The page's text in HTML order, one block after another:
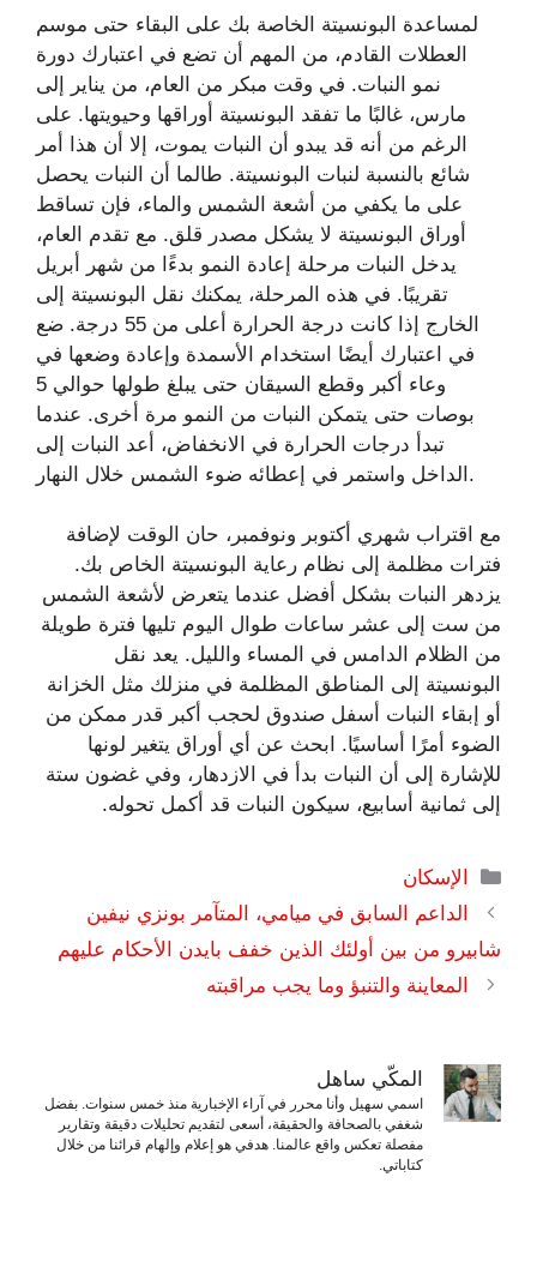
لمساعدة البونسيتة الخاصة بك على البقاء حتى موسم
العطلات القادم، من المهم أن تضع في اعتبارك دورة
نمو النبات. في وقت مبكر من العام، من يناير إلى
مارس، غالبًا ما تفقد البونسيتة أوراقها وحيويتها. على
الرغم من أنه قد يبدو أن النبات يموت، إلا أن هذا أمر
شائع بالنسبة لنبات البونسيتة. طالما أن النبات يحصل
على ما يكفي من أشعة الشمس والماء، فإن تساقط
أوراق البونسيتة لا يشكل مصدر قلق. مع تقدم العام،
يدخل النبات مرحلة إعادة النمو بدءًا من شهر أبريل
تقريبًا. في هذه المرحلة، يمكنك نقل البونسيتة إلى
الخارج إذا كانت درجة الحرارة أعلى من 55 درجة. ضع
في اعتبارك أيضًا استخدام الأسمدة وإعادة وضعها في
وعاء أكبر وقطع السيقان حتى يبلغ طولها حوالي 5
بوصات حتى يتمكن النبات من النمو مرة أخرى. عندما
تبدأ درجات الحرارة في الانخفاض، أعد النبات إلى
الداخل واستمر في إعطائه ضوء الشمس خلال النهار.
مع اقتراب شهري أكتوبر ونوفمبر، حان الوقت لإضافة
فترات مظلمة إلى نظام رعاية البونسيتة الخاص بك.
يزدهر النبات بشكل أفضل عندما يتعرض لأشعة الشمس
من ست إلى عشر ساعات طوال اليوم تليها فترة طويلة
من الظلام الدامس في المساء والليل. يعد نقل
البونسيتة إلى المناطق المظلمة في منزلك مثل الخزانة
أو إبقاء النبات أسفل صندوق لحجب أكبر قدر ممكن من
الضوء أمرًا أساسيًا. ابحث عن أي أوراق يتغير لونها
للإشارة إلى أن النبات بدأ في الازدهار، وفي غضون ستة
إلى ثمانية أسابيع، سيكون النبات قد أكمل تحوله.
التصنيفات
الإسكان
الداعم السابق في ميامي، المتآمر بونزي نيفين
شابيرو من بين أولئك الذين خفف بايدن الأحكام عليهم
المعاينة والتنبؤ وما يجب مراقبته
المكّي ساهل
اسمي سهيل وأنا محرر في آراء الإخبارية منذ خمس سنوات. بفضل
شغفي بالصحافة والحقيقة، أسعى لتقديم تحليلات دقيقة وتقارير
مفصلة تعكس واقع عالمنا. هدفي هو إعلام وإلهام قرائنا من خلال
كتاباتي.